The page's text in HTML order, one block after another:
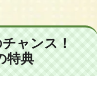
ャンス！
特典